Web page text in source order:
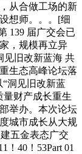
从合做工场的新
想师。。。[细
139 届广交会已
，规模再立异
见旧改新蓝海 共
生态高峰论坛落
“洞见旧改新蓝
量财产成长重生
举办。本次论坛
城市成长从大规
五金表态广交
！40！53Part 01